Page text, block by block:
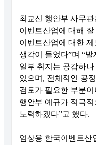
최교신 행안부 사무
이벤트산업에 대해
이벤트산업에 대한
생각이 들었다”며 “
일부 취지는 공감하
있으며, 전체적인 공
검토가 필요한 부분
행안부 예규가 적극
노력하겠다”고 했다.
엄상용 한국이벤트산